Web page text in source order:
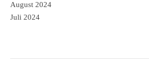
August 2024
Juli 2024